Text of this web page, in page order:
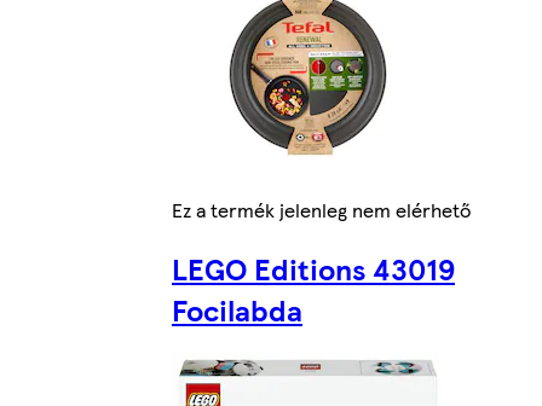
Ez a termék jelenleg nem elérhető
LEGO Editions 43019
Focilabda